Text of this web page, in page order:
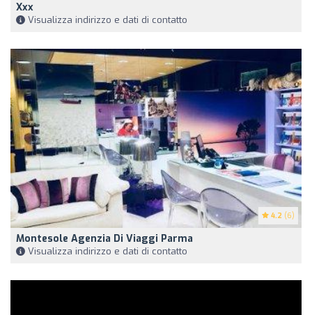
Xxx
Visualizza indirizzo e dati di contatto
4.2 (6)
Montesole Agenzia Di Viaggi Parma
Visualizza indirizzo e dati di contatto